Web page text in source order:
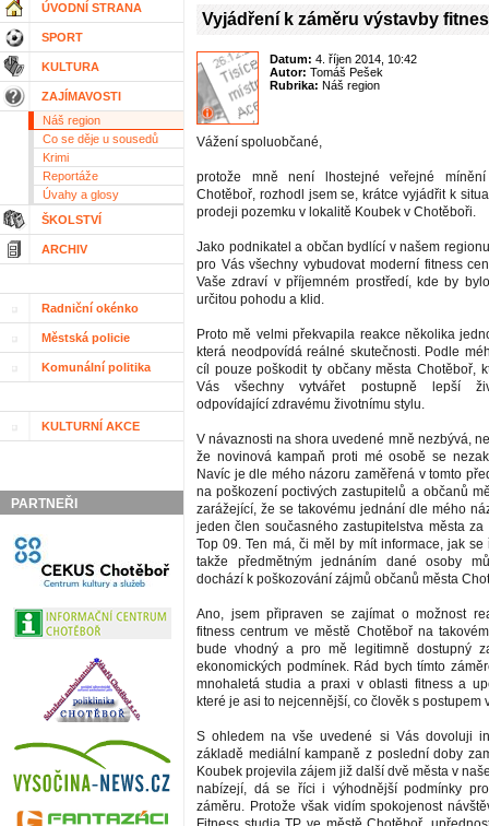
ÚVODNÍ STRANA
SPORT
KULTURA
ZAJÍMAVOSTI
Náš region
Co se děje u sousedů
Krimi
Reportáže
Úvahy a glosy
ŠKOLSTVÍ
ARCHIV
Radniční okénko
Městská policie
Komunální politika
KULTURNÍ AKCE
PARTNEŘI
Vyjádření k záměru výstavby
Datum: 4. říjen 2014, 10:42
Autor: Tomáš Pešek
Rubrika: Náš region
Vážení spoluobčané,
protože mně není lhostejné veřejné
Chotěboř, rozhodl jsem se, krátce vyjádřit k
prodeji pozemku v lokalitě Koubek v Chotěboři.
Jako podnikatel a občan bydlící v našem
pro Vás všechny vybudovat moderní fitness
Vaše zdraví v příjemném prostředí, kde by
určitou pohodu a klid.
Proto mě velmi překvapila reakce několika
která neodpovídá reálné skutečnosti. Podle
cíl pouze poškodit ty občany města Chotěboř,
Vás všechny vytvářet postupně lepší
odpovídající zdravému životnímu stylu.
V návaznosti na shora uvedené mně nezbývá,
že novinová kampaň proti mé osobě se
Navíc je dle mého názoru zaměřená v tomto
na poškození poctivých zastupitelů a občanů
zarážející, že se takovému jednání dle mého
jeden člen současného zastupitelstva města za
Top 09. Ten má, či měl by mít informace, jak se
takže předmětným jednáním dané osoby
dochází k poškozování zájmů občanů města
Ano, jsem připraven se zajímat o možnost
fitness centrum ve městě Chotěboř na
bude vhodný a pro mě legitimně dostupný
ekonomických podmínek. Rád bych tímto
mnohaletá studia a praxi v oblasti fitness a
které je asi to nejcennější, co člověk s postupem
S ohledem na vše uvedené si Vás dovoluji
základě mediální kampaně z poslední doby
Koubek projevila zájem již další dvě města v
nabízejí, dá se říci i výhodnější podmínky
záměru. Protože však vidím spokojenost